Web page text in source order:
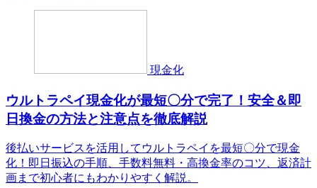
現金化
ウルトラペイ現金化が最短〇分で完了！安全＆即
日換金の方法と注意点を徹底解説
後払いサービスを活用してウルトラペイを最短〇分で現金
化！即日振込の手順、手数料無料・高換金率のコツ、返済計
画まで初心者にもわかりやすく解説。